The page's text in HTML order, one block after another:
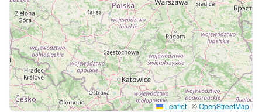
Leaflet | ©OpenStreetMap